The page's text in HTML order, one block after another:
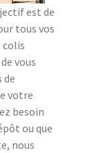
est de
tous vos
colis
vous
de
votre
besoin
ou que
nous